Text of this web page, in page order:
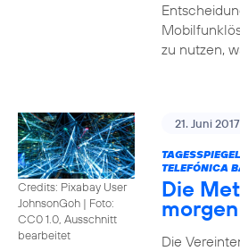
zu nutzen,
Credits: Pixabay User
JohnsonGoh | Foto:
CC0 1.0, Ausschnitt
bearbeitet
21. Juni 2017
TELEFÓNICA
Die
Die